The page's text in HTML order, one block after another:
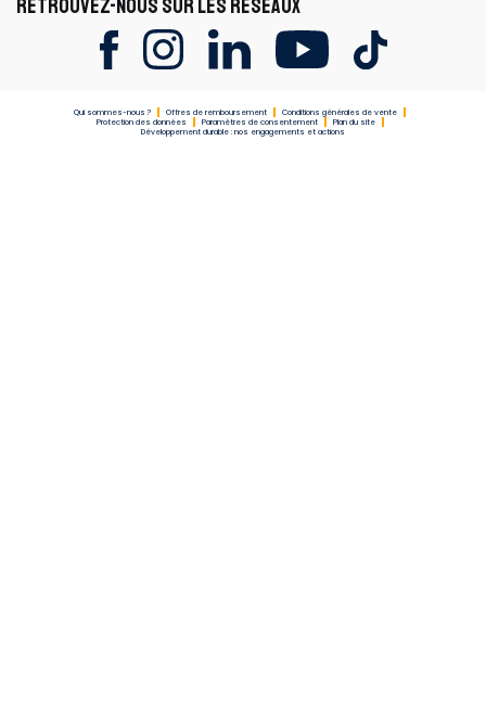
RETROUVEZ-NOUS SUR LES RÉSEAUX
Qui sommes-nous ? Offres de remboursement
Conditions générales de vente
Protection des données
Paramètres de consentement
Plan du site
Développement durable : nos engagements et actions